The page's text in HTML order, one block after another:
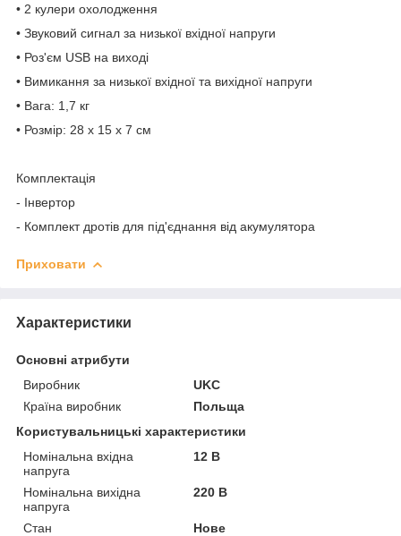
• 2 кулери охолодження
• Звуковий сигнал за низької вхідної напруги
• Роз'єм USB на виході
• Вимикання за низької вхідної та вихідної напруги
• Вага: 1,7 кг
• Розмір: 28 x 15 x 7 см
Комплектація
- Інвертор
- Комплект дротів для під'єднання від акумулятора
Приховати
Характеристики
Основні атрибути
Виробник
UKC
Країна виробник
Польща
Користувальницькі характеристики
Номінальна вхідна
напруга
12 В
Номінальна вихідна
напруга
220 В
Стан Нове